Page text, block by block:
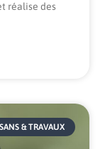
réalise des
& TRAVAUX